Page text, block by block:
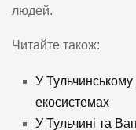
людей.
Читайте також:
У
екосистемах
У Тульчині та